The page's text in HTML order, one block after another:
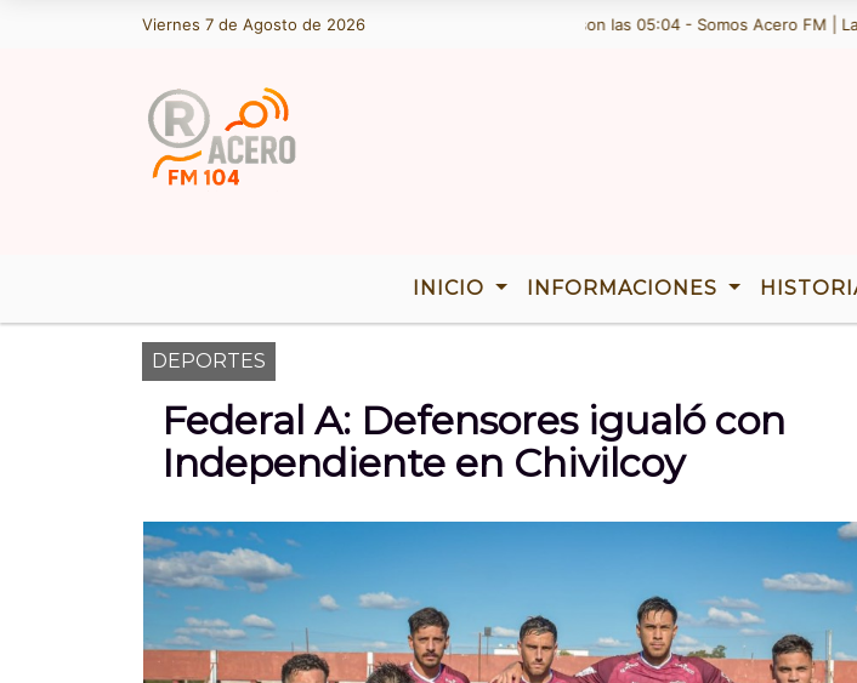
Viernes 7 de Agosto de 2026
Hoy es Viernes 7 de Agosto de 2026 y son las 05:04 - Somos Acero FM | La Radio
INICIO INFORMACIONES
DEPORTES
Federal A: Defensores igualó con
Independiente en Chivilcoy